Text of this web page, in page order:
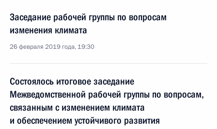
Заседание рабочей группы по вопросам
изменения климата
26 февраля 2019 года, 19:30
Состоялось итоговое заседание
Межведомственной рабочей группы по вопросам,
связанным с изменением климата
и обеспечением устойчивого развития